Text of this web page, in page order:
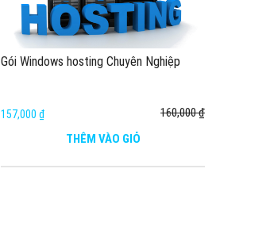
Gói Windows hosting Chuyên Nghiệp
157,000 ₫
160,000 ₫
THÊM VÀO GIỎ